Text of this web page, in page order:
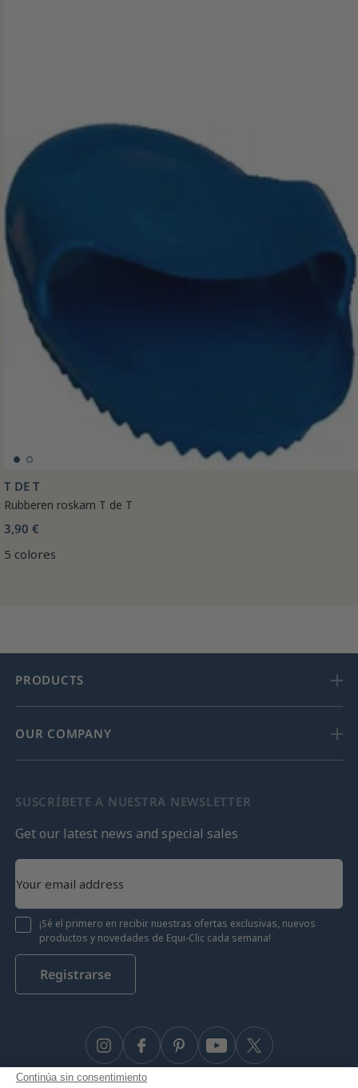
Continúa sin consentimiento
T DE T
Rubberen roskam T de T
3,90 €
5 colores
PRODUCTS
OUR COMPANY
SUSCRÍBETE A NUESTRA NEWSLETTER
Get our latest news and special sales
¡Sé el primero en recibir nuestras ofertas exclusivas, nuevos
productos y novedades de Equi-Clic cada semana!
Registrarse
Facebook Twitter
YouTube
Pinterest
Instagram